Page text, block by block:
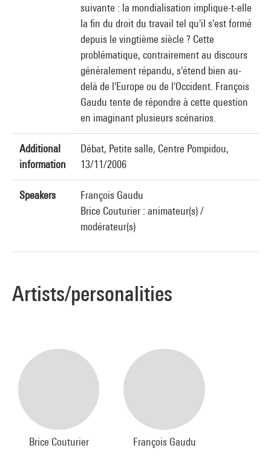
suivante : la mondialisation implique-t-elle
la fin du droit du travail tel qu'il s'est formé
depuis le vingtième siècle ? Cette
problématique, contrairement au discours
généralement répandu, s'étend bien au-
delà de l'Europe ou de l'Occident. François
Gaudu tente de répondre à cette question
en imaginant plusieurs scénarios.
Additional
information
Débat, Petite salle, Centre Pompidou,
13/11/2006
Speakers
François Gaudu
Brice Couturier : animateur(s) /
modérateur(s)
Artists/personalities
Brice Couturier François Gaudu